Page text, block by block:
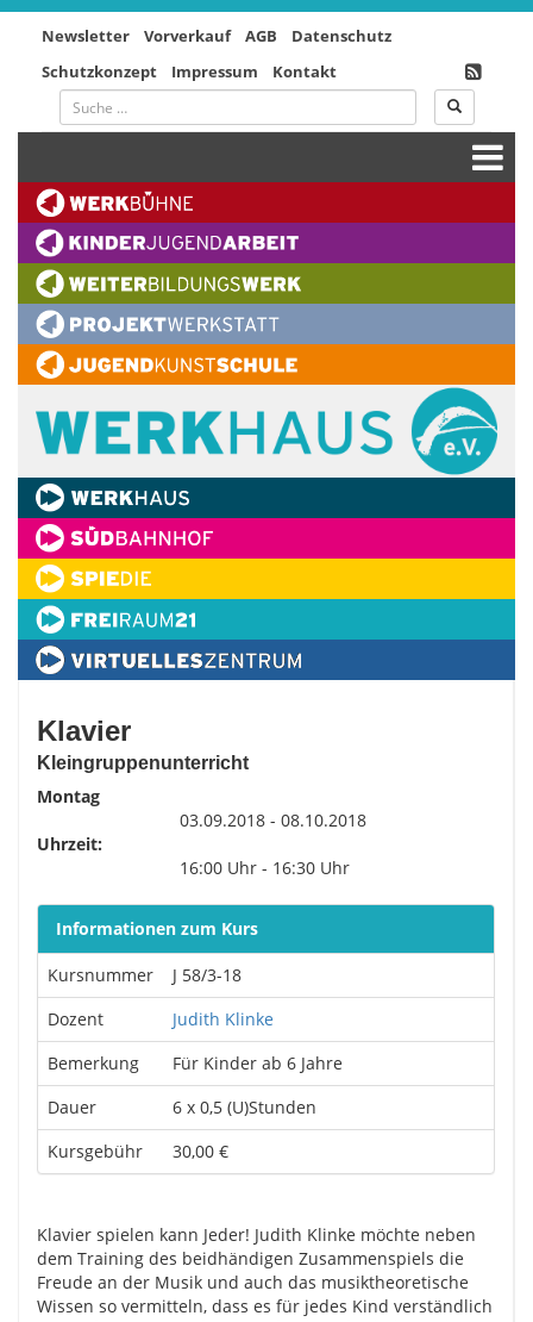
Newsletter Vorverkauf AGB
Datenschutz
Schutzkonzept
Impressum Kontakt
Klavier
Kleingruppenunterricht
Montag
03.09.2018 - 08.10.2018
Uhrzeit:
16:00 Uhr - 16:30 Uhr
Informationen zum Kurs
Kursnummer
J 58/3-18
Dozent
Judith Klinke
Bemerkung
Für Kinder ab 6 Jahre
Dauer
6 x 0,5 (U)Stunden
Kursgebühr
30,00 €
Klavier spielen kann Jeder! Judith Klinke möchte neben
dem Training des beidhändigen Zusammenspiels die
Freude an der Musik und auch das musiktheoretische
Wissen so vermitteln, dass es für jedes Kind verständlich